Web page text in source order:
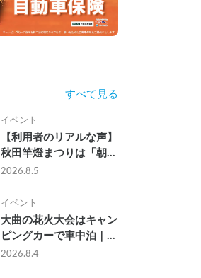
すべて見る
イベント
【利用者のリアルな声】
秋田竿燈まつりは「朝か
ら夜まで」の祭り。キャ
組の記録
2026.8.5
イベント
大曲の花火大会はキャン
ピングカーで車中泊｜宿
なし・渋滞なしで楽しむ
2026.8.4